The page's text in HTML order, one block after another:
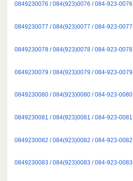
0849230076 / 084(923)0076 / 084-923-0076
0849230077 / 084(923)0077 / 084-923-0077
0849230078 / 084(923)0078 / 084-923-0078
0849230079 / 084(923)0079 / 084-923-0079
0849230080 / 084(923)0080 / 084-923-0080
0849230081 / 084(923)0081 / 084-923-0081
0849230082 / 084(923)0082 / 084-923-0082
0849230083 / 084(923)0083 / 084-923-0083